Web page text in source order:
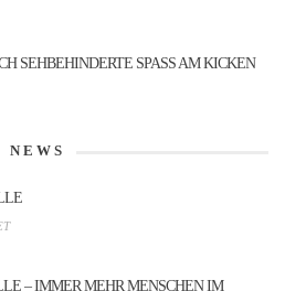
SEHBEHINDERTE SPASS AM KICKEN FI
NEWS
– IMMER MEHR MENSCHEN IM